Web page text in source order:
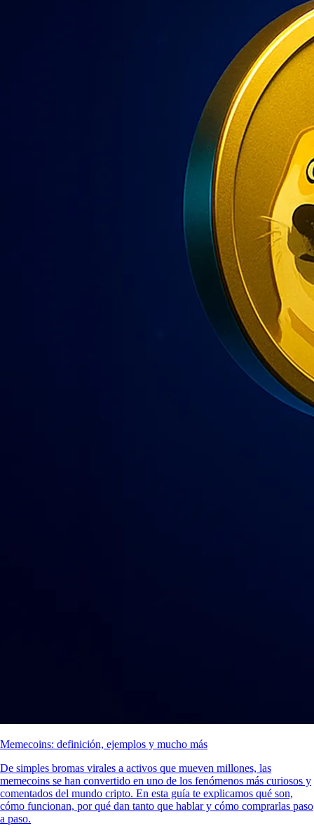
Memecoins: definición, ejemplos y mucho más
De simples bromas virales a activos que mueven millones, las
memecoins se han convertido en uno de los fenómenos más curiosos y
comentados del mundo cripto. En esta guía te explicamos qué son,
cómo funcionan, por qué dan tanto que hablar y cómo comprarlas paso
a paso.